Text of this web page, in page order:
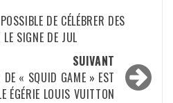
DE CÉLÉBRER DES
SIGNE DE JUL
SUIVANT
DE « SQUID GAME » EST
ÉGÉRIE LOUIS VUITTON